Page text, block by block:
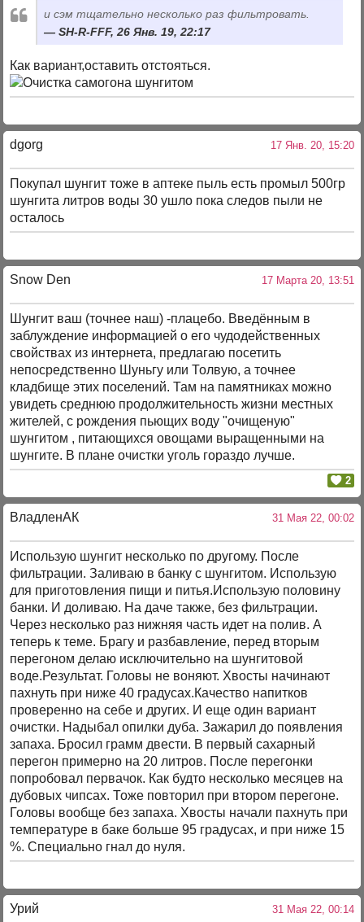
и сэм тщательно несколько раз фильтровать.
SH-R-FFF, 26 Янв. 19, 22:17
Как вариант,оставить отстояться.
dgorg 17 Янв. 20, 15:20
Покупал шунгит тоже в аптеке пыль есть промыл 500гр
шунгита литров воды 30 ушло пока следов пыли не
осталось
Snow Den 17 Марта 20, 13:51
Шунгит ваш (точнее наш) -плацебо. Введённым в
заблуждение информацией о его чудодейственных
свойствах из интернета, предлагаю посетить
непосредственно Шуньгу или Толвую, а точнее
кладбище этих поселений. Там на памятниках можно
увидеть среднюю продолжительность жизни местных
жителей, с рождения пьющих воду "очищеную"
шунгитом , питающихся овощами выращенными на
шунгите. В плане очистки уголь гораздо лучше.
2
ВладленАК 31 Мая 22, 00:02
Использую шунгит несколько по другому. После
фильтрации. Заливаю в банку с шунгитом. Использую
для приготовления пищи и питья.Использую половину
банки. И доливаю. На даче также, без фильтрации.
Через несколько раз нижняя часть идет на полив. А
теперь к теме. Брагу и разбавление, перед вторым
перегоном делаю исключительно на шунгитовой
воде.Результат. Головы не воняют. Хвосты начинают
пахнуть при ниже 40 градусах.Качество напитков
проверенно на себе и других. И еще один вариант
очистки. Надыбал опилки дуба. Зажарил до появления
запаха. Бросил грамм двести. В первый сахарный
перегон примерно на 20 литров. После перегонки
попробовал первачок. Как будто несколько месяцев на
дубовых чипсах. Тоже повторил при втором перегоне.
Головы вообще без запаха. Хвосты начали пахнуть при
температуре в баке больше 95 градусах, и при ниже 15
%. Специально гнал до нуля.
Урий 31 Мая 22, 00:14